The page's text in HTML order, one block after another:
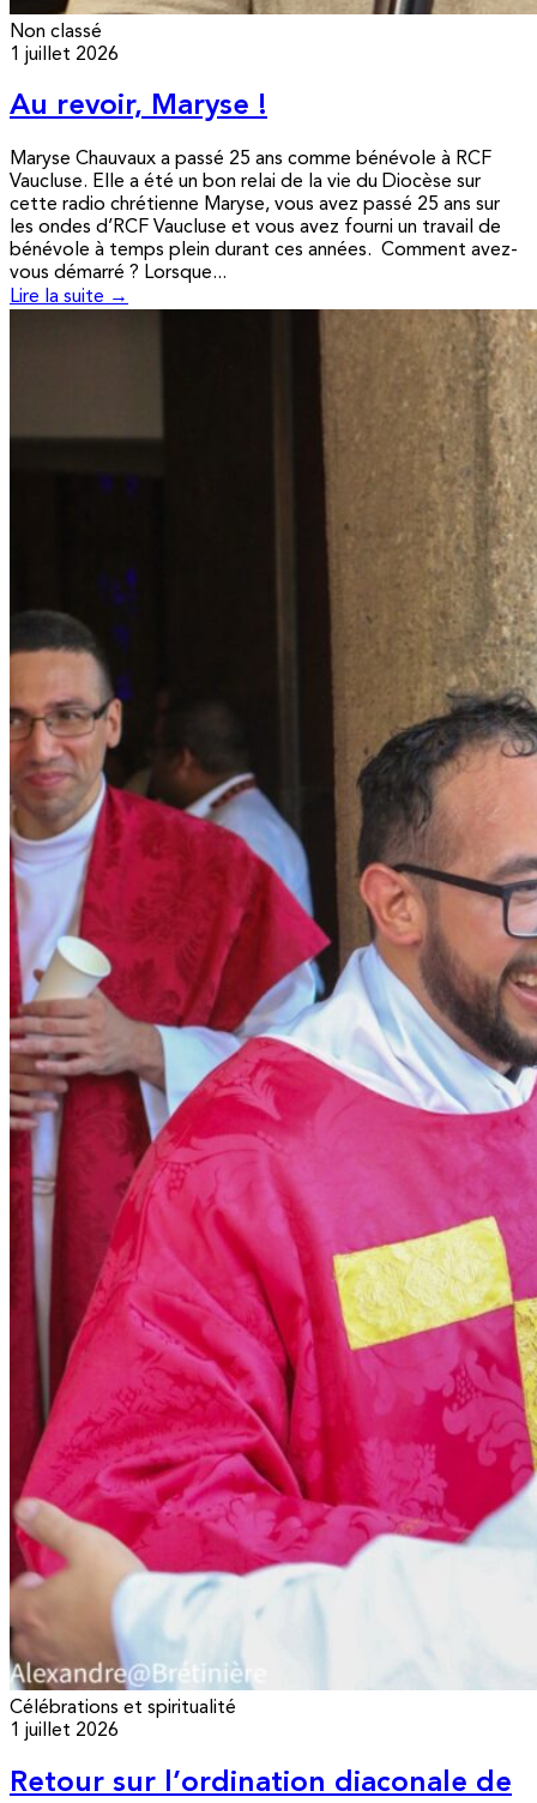
Non classé
1 juillet 2026
Au revoir, Maryse !
Maryse Chauvaux a passé 25 ans comme bénévole à RCF
Vaucluse. Elle a été un bon relai de la vie du Diocèse sur
cette radio chrétienne Maryse, vous avez passé 25 ans sur
les ondes d’RCF Vaucluse et vous avez fourni un travail de
bénévole à temps plein durant ces années. Comment avez-
vous démarré ? Lorsque...
Lire la suite →
Célébrations et spiritualité
1 juillet 2026
Retour sur l’ordination diaconale de